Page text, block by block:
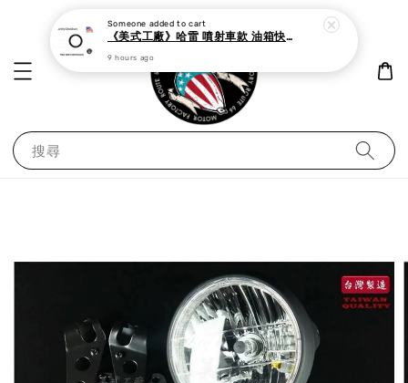
搜尋
Someone added to cart
《美式工廠》哈雷 噴射車款 油箱快速接頭 母 o型環
9 hours ago